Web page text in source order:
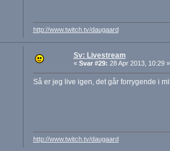
http://www.twitch.tv/daugaard
Sv: Livestream
« Svar #29: 28 Apr 2013, 10:29 »
Så er jeg live igen, det går forrygende i
http://www.twitch.tv/daugaard